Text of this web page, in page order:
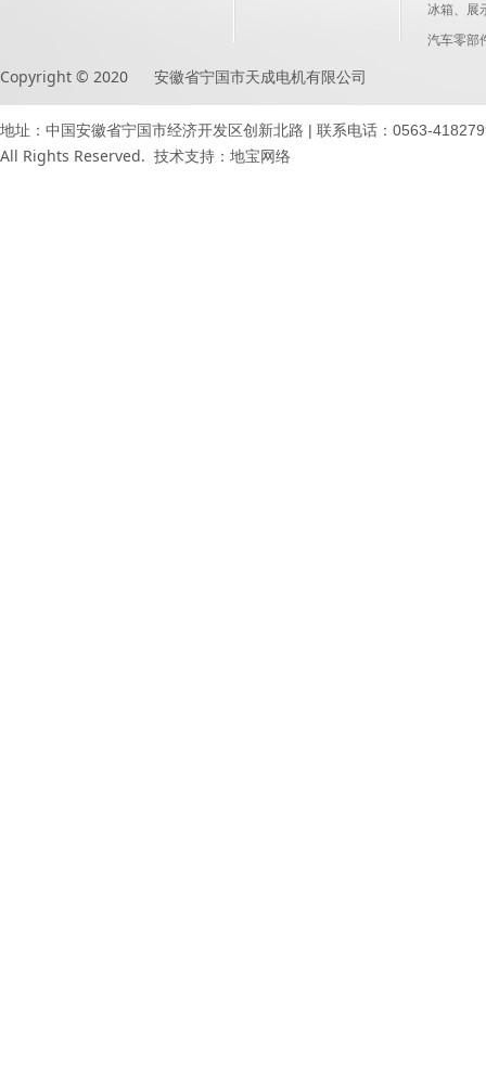
地址：中国安徽省宁国市经济开发区创新北路 | 联系电话：0563-
All Rights Reserved. 技术支持： 地宝网络
Copyright © 2020 安徽省宁国市天成电机有限公司
冰箱、展
汽车零部